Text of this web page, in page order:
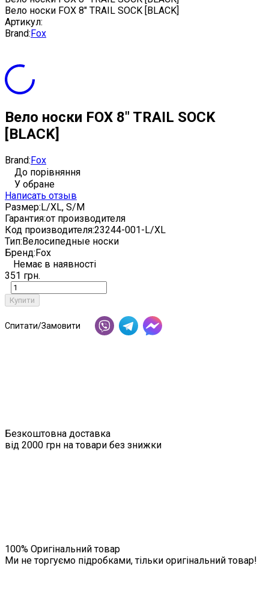
Вело носки FOX 8" TRAIL SOCK [BLACK]
Артикул:
Brand:Fox
Вело носки FOX 8" TRAIL SOCK
[BLACK]
Brand:Fox
До порівняння
У обране
Написать отзыв
Размер:L/XL, S/M
Гарантия:от производителя
Код производителя:23244-001-L/XL
Тип:Велосипедные носки
Бренд:Fox
Немає в наявності
351 грн.
Купити
Спитати/Замовити
Безкоштовна доставка
від 2000 грн на товари без знижки
100% Оригінальний товар
Ми не торгуємо підробками, тільки оригінальний товар!